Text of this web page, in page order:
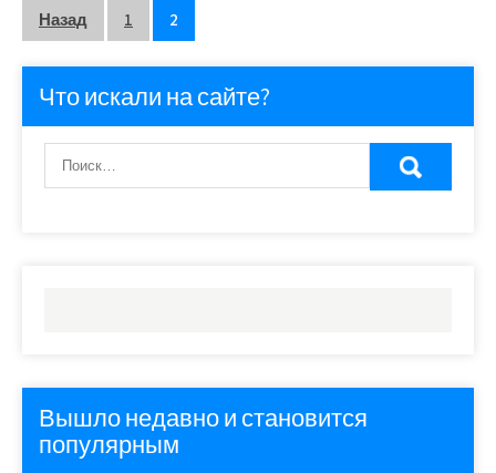
Пагинация
записей
Назад 1 2
Что искали на сайте?
Вышло недавно и становится
популярным